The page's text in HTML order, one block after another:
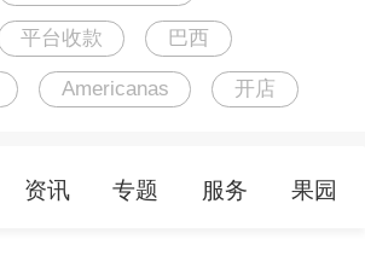
平台收款 巴西
Americanas 开店
资讯 专题 服务 果园